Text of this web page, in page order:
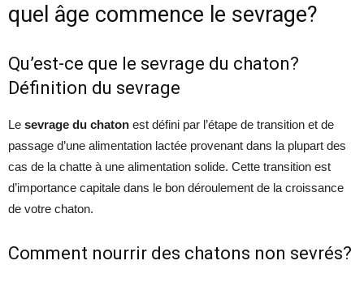
quel âge commence le sevrage?
Qu’est-ce que le sevrage du chaton?
Définition du sevrage
Le sevrage du chaton est défini par l’étape de transition et de
passage d’une alimentation lactée provenant dans la plupart des
cas de la chatte à une alimentation solide. Cette transition est
d’importance capitale dans le bon déroulement de la croissance
de votre chaton.
Comment nourrir des chatons non sevrés?